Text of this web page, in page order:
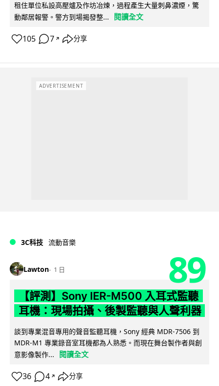
租住單位私設高壓爐及作坊冶煉，過程產生大量刺鼻濃煙，驚
動鄰居報警。警方到場揭發整...
閱讀全文
105 7 ↗ 分享
ADVERTISEMENT
3C科技 流動音樂
Lawton 1 日 89
【評測】Sony IER-M500 入耳式監聽
耳機：現場拍攝、後製監聽與人聲利器
談到專業混音專用的聲音監聽耳機，Sony 經典 MDR-7506 到
MDR-M1 專業錄音室耳機都為人熟悉。而現在舞台製作者與創
意影像製作...
閱讀全文
36 4 ↗ 分享